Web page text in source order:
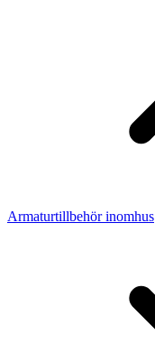
Armaturtillbehör inomhus